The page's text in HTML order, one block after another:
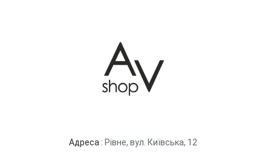
Адреса : Рівне, вул. Київська, 12